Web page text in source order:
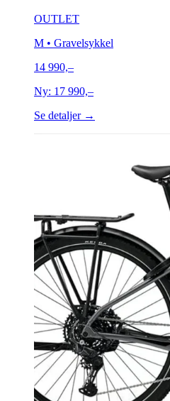
OUTLET
M • Gravelsykkel
14 990,–
Ny: 17 990,–
Se detaljer →